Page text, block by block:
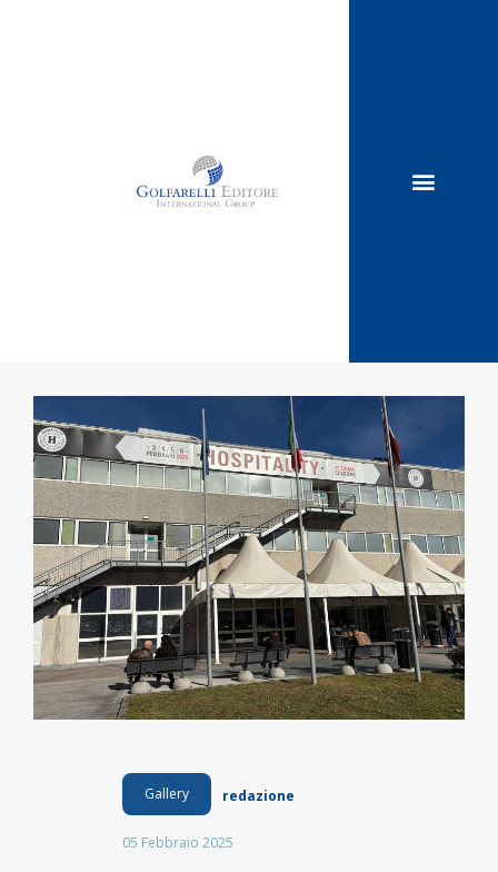
Gallery redazione
05 Febbraio 2025